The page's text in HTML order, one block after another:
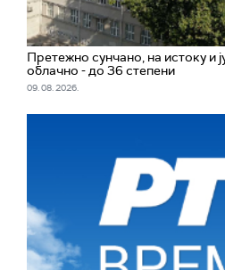
Претежно сунчано, на истоку и
облачно - до 36 степени
09. 08. 2026.